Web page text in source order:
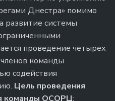
Днестра» помимо
развитие системы
проведение четырех
команды
содействия
Цель проведения
команды ОСОРЦ: